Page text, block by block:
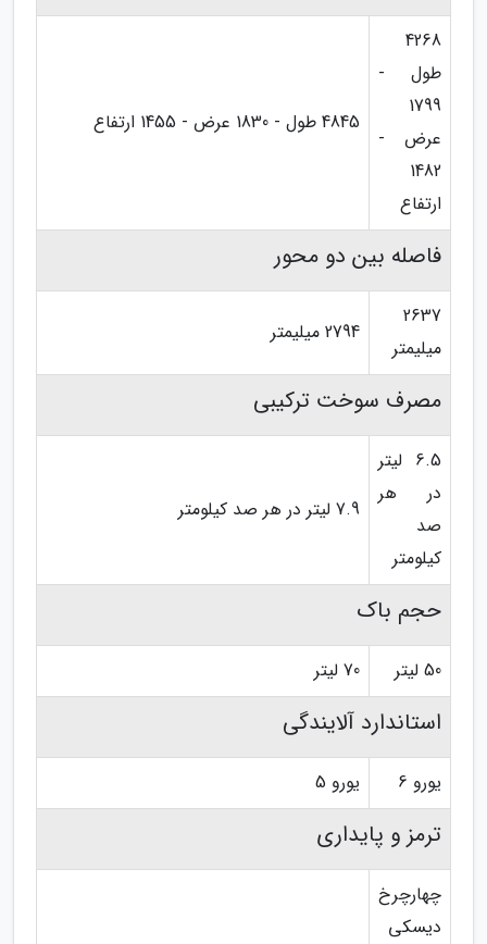
4268
طول -
1799
عرض -
1482
ارتفاع
4845 طول - 1830 عرض - 1455 ارتفاع
فاصله بین دو محور
2637
میلیمتر
2794 میلیمتر
مصرف سوخت ترکیبی
6.5 لیتر
در هر
صد
کیلومتر
7.9 لیتر در هر صد کیلومتر
حجم باک
50 لیتر 70 لیتر
استاندارد آلایندگی
یورو 6 یورو 5
ترمز و پایداری
چهارچرخ
دیسکی